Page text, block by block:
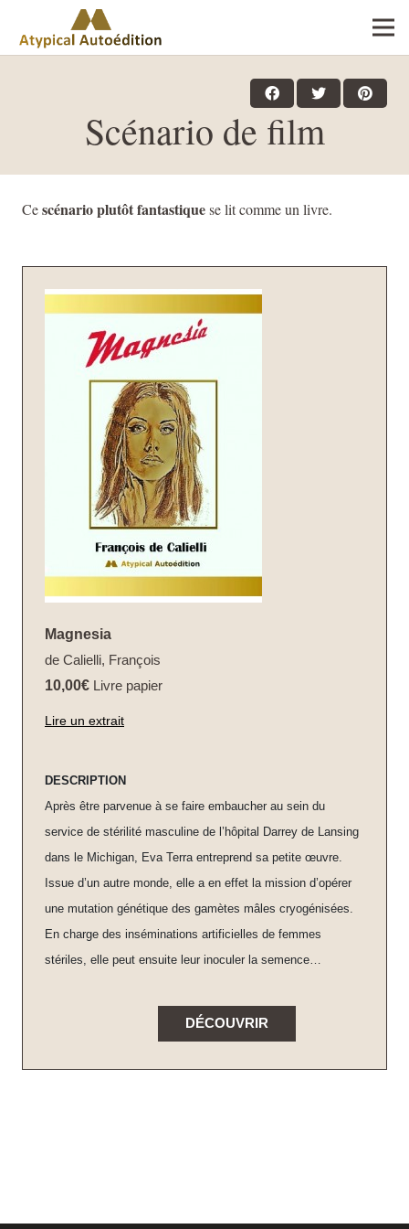
Scénario de film
Cescénario plutôt fantastiquese lit comme un livre.
Magnesia
de Calielli, François
10,00€ Livre papier
Lire un extrait
DESCRIPTION
Après être parvenue à se faire embaucher au sein du
service de stérilité masculine de l’hôpital Darrey de Lansing
dans le Michigan, Eva Terra entreprend sa petite œuvre.
Issue d’un autre monde, elle a en effet la mission d’opérer
une mutation génétique des gamètes mâles cryogénisées.
En charge des inséminations artificielles de femmes
stériles, elle peut ensuite leur inoculer la semence…
DÉCOUVRIR